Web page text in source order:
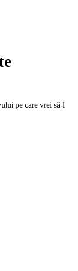
pe care vrei să-l